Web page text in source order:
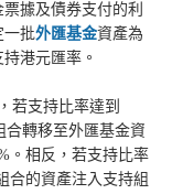
據及債券支付的利
一批外匯基金資產為
港元匯率。
若支持比率達到
合轉移至外匯基金資
。相反，若支持比率
合的資產注入支持組